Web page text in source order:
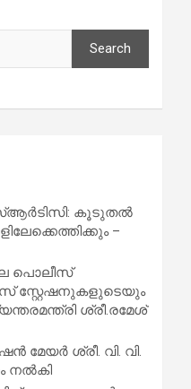
Search
കൂടുതൽ
–
പൊലീസ്
സ്റ്റേഷനുകളുടെയും
ശ്രീ.രമേശ്
ശ്രീ. വി. വി.
നൽകി